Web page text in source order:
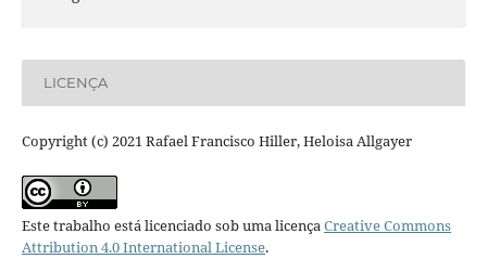
LICENÇA
Copyright (c) 2021 Rafael Francisco Hiller, Heloisa Allgayer
Este trabalho está licenciado sob uma licençaCreative Commons
Attribution 4.0 International License.